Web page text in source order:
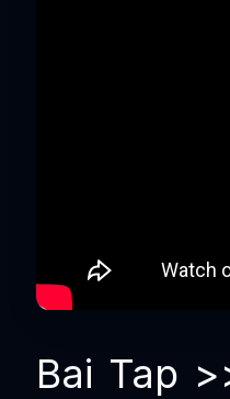
Bai Tap